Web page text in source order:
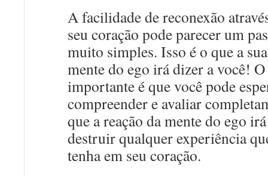
A facilidade de reconexão
seu coração pode parecer um
muito simples. Isso é o que a sua
mente do ego irá dizer a você! O
importante é que você pode
compreender e avaliar
que a reação da mente do ego irá
destruir qualquer experiência
tenha em seu coração.